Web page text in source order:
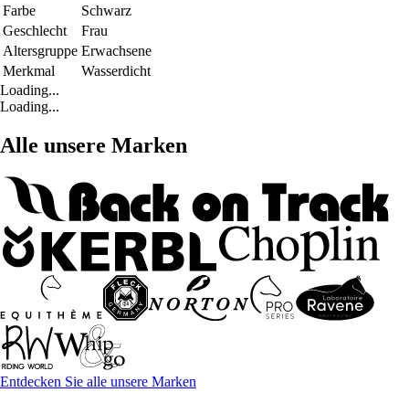
Farbe
Schwarz
Geschlecht
Frau
Altersgruppe Erwachsene
Merkmal
Wasserdicht
Loading...
Loading...
Alle unsere Marken
Entdecken Sie alle unsere Marken